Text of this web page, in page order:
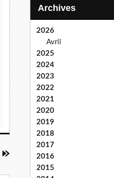
Archives
2026
Avril
2025
2024
2023
2022
2021
2020
2019
2018
2017
2016
2015